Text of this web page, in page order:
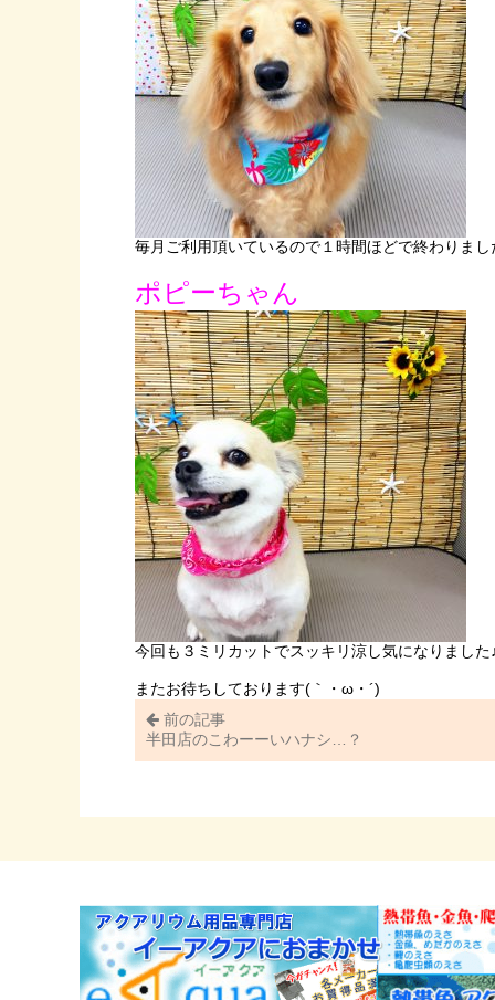
毎月ご利用頂いているので１時間ほどで終わりま
ポピーちゃん
今回も３ミリカットでスッキリ涼し気になりました
またお待ちしております(｀・ω・´)ゞ
前の記事
半田店のこわーーいハナシ…？